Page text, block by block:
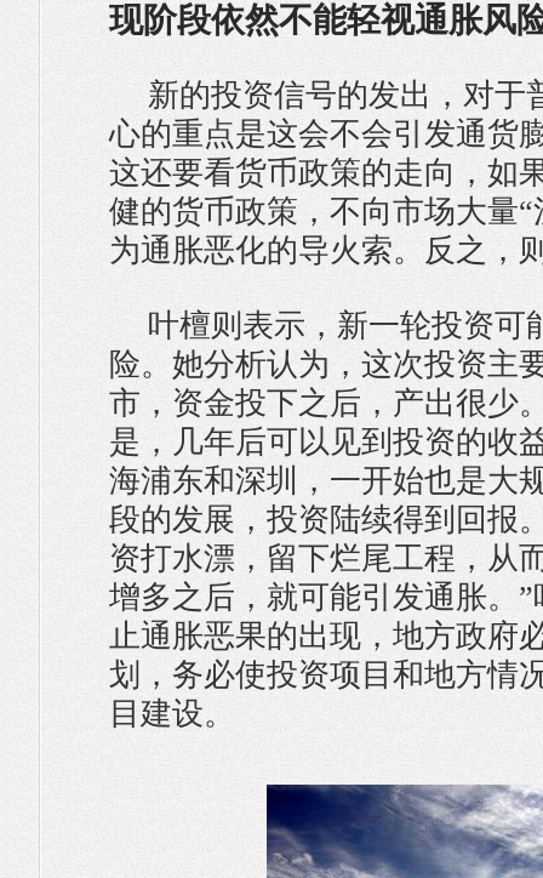
现阶段依然不能轻视通胀风
新的投资信号的发出，对于
心的重点是这会不会引发通货
这还要看货币政策的走向，如
健的货币政策，不向市场大量
为通胀恶化的导火索。反之，
叶檀则表示，新一轮投资可
险。她分析认为，这次投资主
市，资金投下之后，产出很少
是，几年后可以见到投资的收
海浦东和深圳，一开始也是大
段的发展，投资陆续得到回报
资打水漂，留下烂尾工程，从
增多之后，就可能引发通胀。
止通胀恶果的出现，地方政府
划，务必使投资项目和地方情
目建设。